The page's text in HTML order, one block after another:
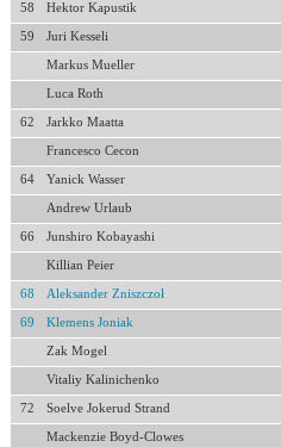
58 Hektor Kapustik
59 Juri Kesseli
Markus Mueller
Luca Roth
62 Jarkko Maatta
Francesco Cecon
64 Yanick Wasser
Andrew Urlaub
66 Junshiro Kobayashi
Killian Peier
68 Aleksander Zniszczoł
69 Klemens Joniak
Zak Mogel
Vitaliy Kalinichenko
72 Soelve Jokerud Strand
Mackenzie Boyd-Clowes